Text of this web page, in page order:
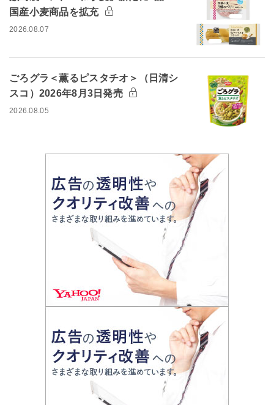
国産小麦商品を拡充
2026.08.07
ごろグラ＜薫るピスタチオ＞（日清シ
スコ）2026年8月3日発売
2026.08.05